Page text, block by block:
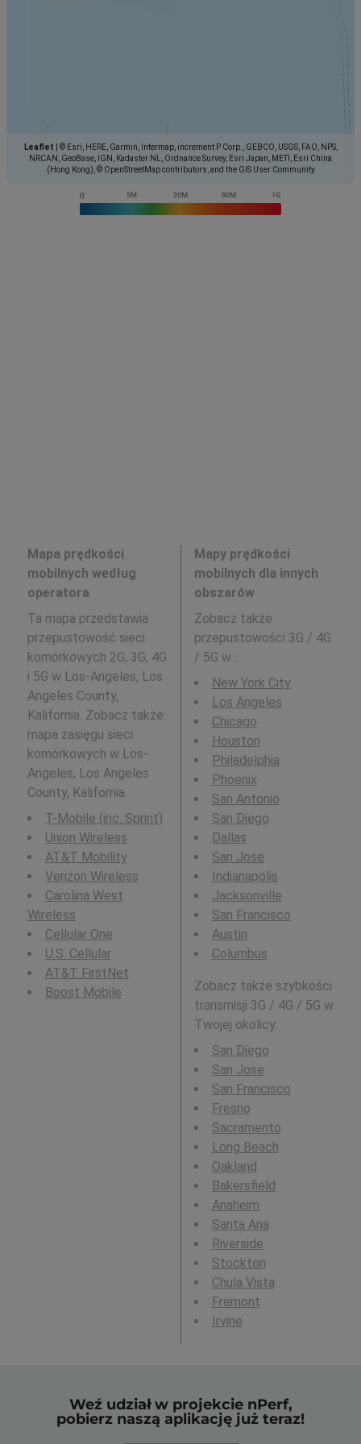
Leaflet
© Esri, HERE, Garmin, Intermap, increment P Corp., GEBCO, USGS, FAO, NPS,
NRCAN, GeoBase, IGN, Kadaster NL, Ordnance Survey, Esri Japan, METI, Esri China
(Hong Kong), © OpenStreetMap contributors, and the GIS User Community
Mapa prędkości
mobilnych według
operatora
Ta mapa przedstawia
przepustowość sieci
komórkowych 2G, 3G, 4G
i 5G w Los-Angeles, Los
Angeles County,
Kalifornia. Zobacz także:
mapa zasięgu sieci
komórkowych w Los-
Angeles, Los Angeles
County, Kalifornia.
T-Mobile (inc. Sprint)
Union Wireless
AT&T Mobility
Verizon Wireless
Carolina West
Wireless
Cellular One
U.S. Cellular
AT&T FirstNet
Boost Mobile
Mapy prędkości
mobilnych dla innych
obszarów
Zobacz także
przepustowości 3G / 4G
/ 5G w :
New York City
Los Angeles
Chicago
Houston
Philadelphia
Phoenix
San Antonio
San Diego
Dallas
San Jose
Indianapolis
Jacksonville
San Francisco
Austin
Columbus
Zobacz także szybkości
transmisji 3G / 4G / 5G w
Twojej okolicy:
San Diego
San Jose
San Francisco
Fresno
Sacramento
Long Beach
Oakland
Bakersfield
Anaheim
Santa Ana
Riverside
Stockton
Chula Vista
Fremont
Irvine
Weź udział w projekcie nPerf,
pobierz naszą aplikację już teraz!